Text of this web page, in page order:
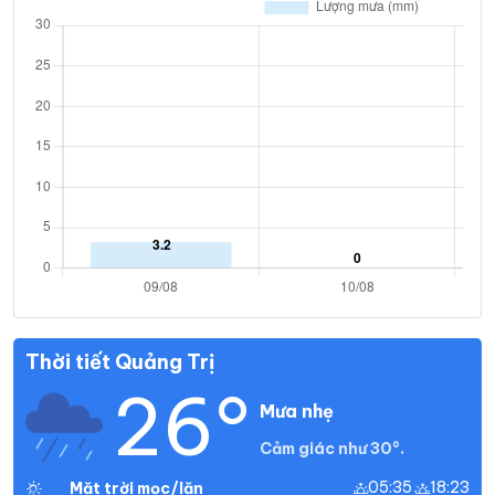
Thời tiết Quảng Trị
26° Mưa nhẹ
Cảm giác như 30°.
Mặt trời mọc/lặn
05:35 18:23